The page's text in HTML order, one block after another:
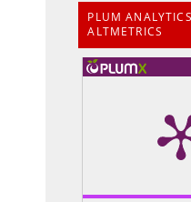
PLUM
ALTMETRICS